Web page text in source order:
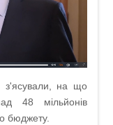
з'ясували, на що
48 мільйонів
бюджету.